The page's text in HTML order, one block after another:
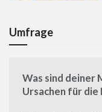
Umfrage
Was sind deiner
Ursachen für die